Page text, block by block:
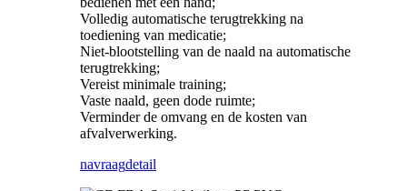
Volledig automatische terugtrekking na
toediening van medicatie;
Niet-blootstelling van de naald na automatische
terugtrekking;
Vereist minimale training;
Vaste naald, geen dode ruimte;
Verminder de omvang en de kosten van
afvalverwerking.
navraagdetail